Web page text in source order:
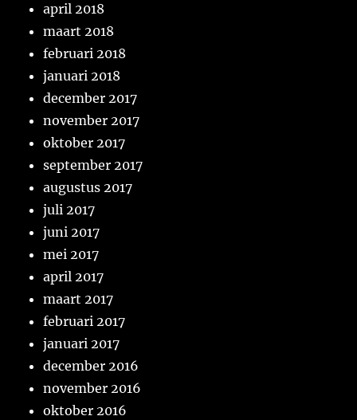
april 2018
maart 2018
februari 2018
januari 2018
december 2017
november 2017
oktober 2017
september 2017
augustus 2017
juli 2017
juni 2017
mei 2017
april 2017
maart 2017
februari 2017
januari 2017
december 2016
november 2016
oktober 2016